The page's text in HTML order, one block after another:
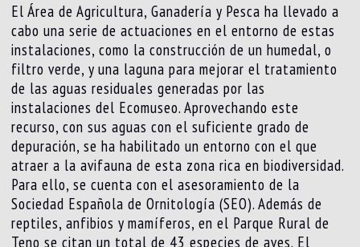
El Área de Agricultura, Ganadería y Pesca ha llevado a
cabo una serie de actuaciones en el entorno de estas
instalaciones, como la construcción de un humedal, o
filtro verde, y una laguna para mejorar el tratamiento
de las aguas residuales generadas por las
instalaciones del Ecomuseo. Aprovechando este
recurso, con sus aguas con el suficiente grado de
depuración, se ha habilitado un entorno con el que
atraer a la avifauna de esta zona rica en biodiversidad.
Para ello, se cuenta con el asesoramiento de la
Sociedad Española de Ornitología (SEO). Además de
reptiles, anfibios y mamíferos, en el Parque Rural de
Teno se citan un total de 43 especies de aves. El